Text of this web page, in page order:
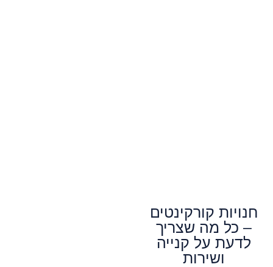
חנויות קורקינטים
– כל מה שצריך
לדעת על קנייה
ושירות